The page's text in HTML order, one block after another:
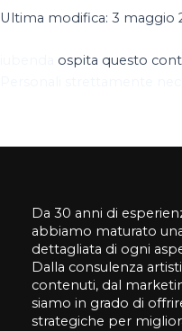
Ultima modifica: 3 maggio
ospita questo
Da 30 anni di
abbiamo maturato
dettagliata di ogni
Dalla consulenza
contenuti, dal
siamo in grado di
strategiche per